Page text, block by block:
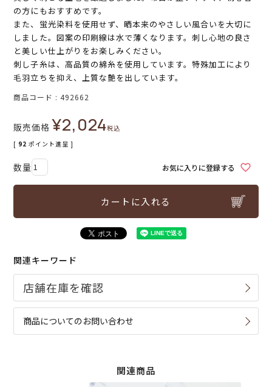
の方にもおすすめです。
また、蛍光染料を使用せず、晒本来のやさしい風合いを大切に
しました。図案の印刷線は水で薄くなります。刺し心地の良さ
と美しい仕上がりをお楽しみください。
刺し子糸は、高品質の綿糸を使用しています。特殊加工により
毛羽立ちを抑え、上質な艶を出しています。
商品コード 492662
販売価格 ¥2,024税込
[ 92 ポイント進呈 ]
お気に入りに登録する
カートに入れる
関連キーワード
商品についてのお問い合わせ
関連商品